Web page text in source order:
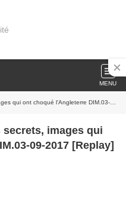
MENU
l'Angleterre DIM.03-09-2017 [Replay] TMC
images qui
09-2017 [Replay]